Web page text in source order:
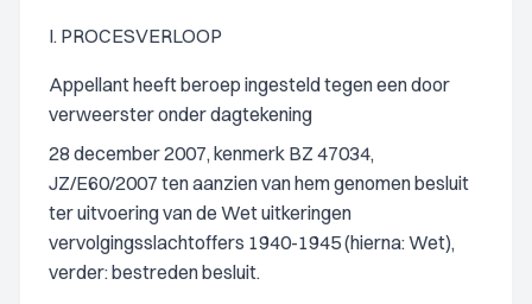
I. PROCESVERLOOP
Appellant heeft beroep ingesteld tegen een door
verweerster onder dagtekening
28 december 2007, kenmerk BZ 47034,
JZ/E60/2007 ten aanzien van hem genomen besluit
ter uitvoering van de Wet uitkeringen
vervolgingsslachtoffers 1940-1945 (hierna: Wet),
verder: bestreden besluit.